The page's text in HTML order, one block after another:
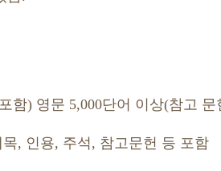
함) 영문 5,000단어 이상(참고
, 인용, 주석, 참고문헌 등 포함